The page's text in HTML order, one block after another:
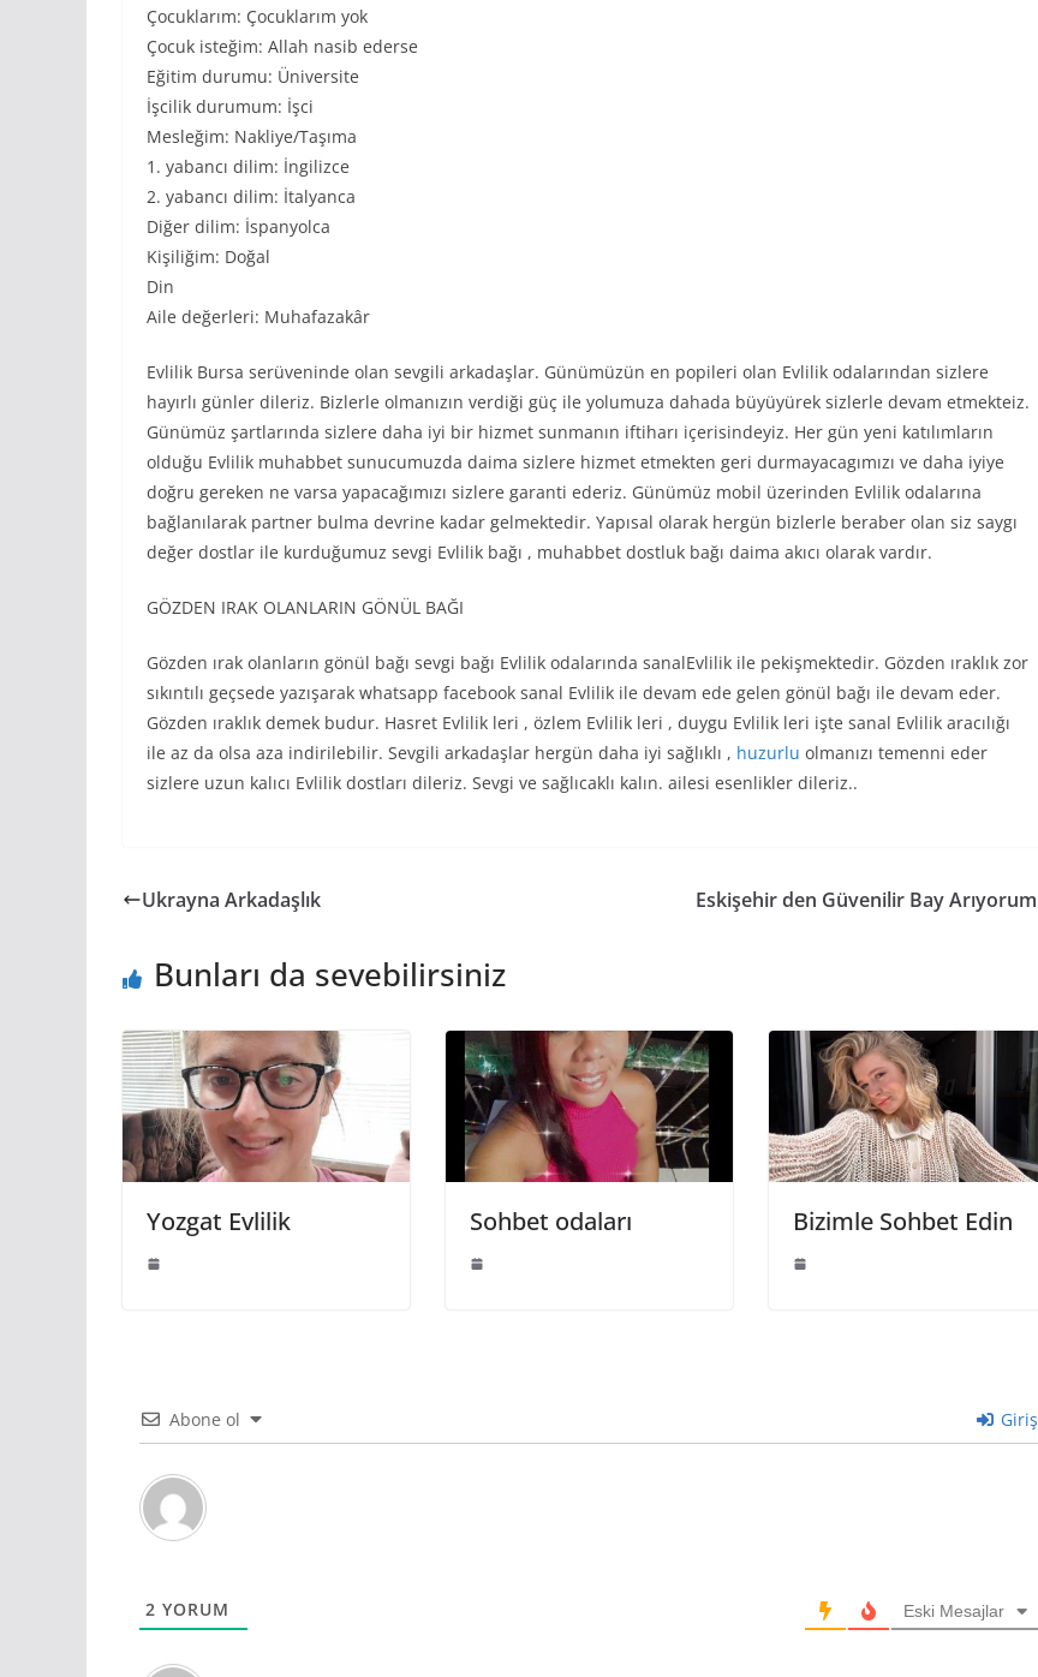
Çocuklarım: Çocuklarım yok
Çocuk isteğim: Allah nasib ederse
Eğitim durumu: Üniversite
İşcilik durumum: İşci
Mesleğim: Nakliye/Taşıma
1. yabancı dilim: İngilizce
2. yabancı dilim: İtalyanca
Diğer dilim: İspanyolca
Kişiliğim: Doğal
Din
Aile değerleri: Muhafazakâr
Evlilik Bursa serüveninde olan sevgili arkadaşlar. Günümüzün en popileri olan Evlilik odalarından sizlere
hayırlı günler dileriz. Bizlerle olmanızın verdiği güç ile yolumuza dahada büyüyürek sizlerle devam etmekteiz.
Günümüz şartlarında sizlere daha iyi bir hizmet sunmanın iftiharı içerisindeyiz. Her gün yeni katılımların
olduğu Evlilik muhabbet sunucumuzda daima sizlere hizmet etmekten geri durmayacagımızı ve daha iyiye
doğru gereken ne varsa yapacağımızı sizlere garanti ederiz. Günümüz mobil üzerinden Evlilik odalarına
bağlanılarak partner bulma devrine kadar gelmektedir. Yapısal olarak hergün bizlerle beraber olan siz saygı
değer dostlar ile kurduğumuz sevgi Evlilik bağı , muhabbet dostluk bağı daima akıcı olarak vardır.
GÖZDEN IRAK OLANLARIN GÖNÜL BAĞI
Gözden ırak olanların gönül bağı sevgi bağı Evlilik odalarında sanalEvlilik ile pekişmektedir. Gözden ıraklık zor
sıkıntılı geçsede yazışarak whatsapp facebook sanal Evlilik ile devam ede gelen gönül bağı ile devam eder.
Gözden ıraklık demek budur. Hasret Evlilik leri , özlem Evlilik leri , duygu Evlilik leri işte sanal Evlilik aracılığı
ile az da olsa aza indirilebilir. Sevgili arkadaşlar hergün daha iyi sağlıklı , huzurlu olmanızı temenni eder
sizlere uzun kalıcı Evlilik dostları dileriz. Sevgi ve sağlıcaklı kalın. ailesi esenlikler dileriz..
Ukrayna Arkadaşlık Eskişehir den Güvenilir Bay Arıyorum
Bunları da sevebilirsiniz
Yozgat Evlilik Sohbet odaları Bizimle Sohbet Edin
Abone ol Giriş
2 YORUM Eski Mesajlar